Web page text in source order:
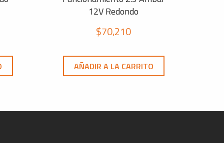
12V Redondo
$70,210
AÑADIR A LA CARRITO